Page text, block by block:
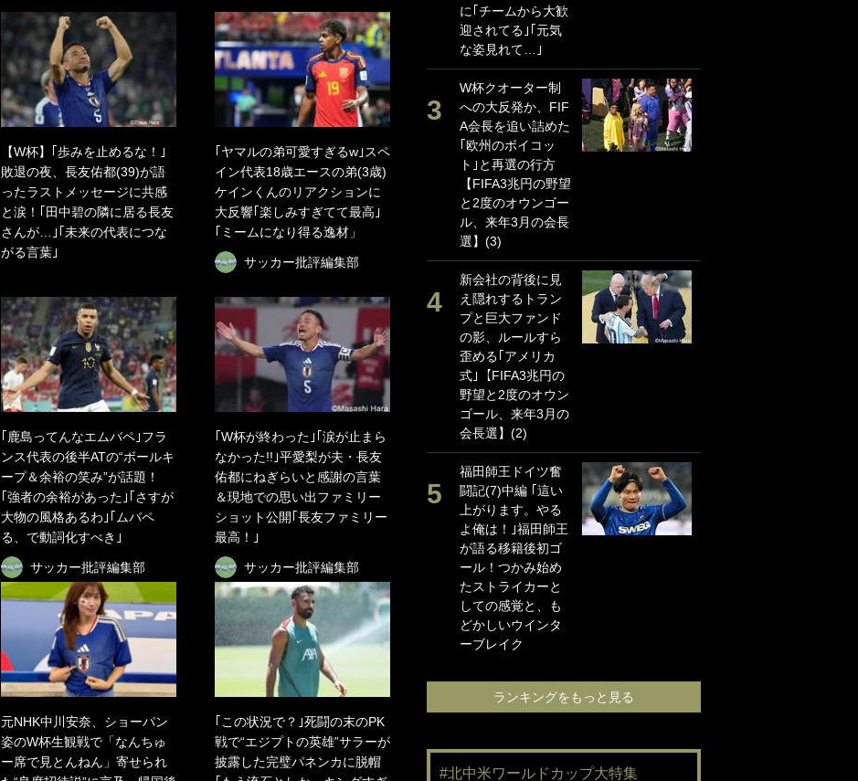
【W杯】｢歩みを止めるな！｣
敗退の夜、長友佑都(39)が語
ったラストメッセージに共感
と涙！｢田中碧の隣に居る長友
さんが…｣｢未来の代表につな
がる言葉｣
｢ヤマルの弟可愛すぎるw｣スペ
イン代表18歳エースの弟(3歳)
ケインくんのリアクションに
大反響｢楽しみすぎてて最高｣
｢ミームになり得る逸材」
サッカー批評編集部
｢鹿島ってんなエムバペ｣フラ
ンス代表の後半ATの“ボールキ
ープ＆余裕の笑み”が話題！
｢強者の余裕があった｣｢さすが
大物の風格あるわ｣｢ムバペ
る、で動詞化すべき｣
サッカー批評編集部
｢W杯が終わった｣｢涙が止まら
なかった!!｣平愛梨が夫・長友
佑都にねぎらいと感謝の言葉
＆現地での思い出ファミリー
ショット公開｢長友ファミリー
最高！｣
サッカー批評編集部
元NHK中川安奈、ショーパン
姿のW杯生観戦で「なんちゅ
ー席で見とんねん」寄せられ
｢この状況で？｣死闘の末のPK
戦で“エジプトの英雄”サラーが
披露した完璧パネンカに脱帽
に｢チームから大歓
迎されてる｣｢元気
な姿見れて…｣
W杯クオーター制
への大反発か、FIF
A会長を追い詰めた
｢欧州のボイコッ
ト｣と再選の行方
【FIFA3兆円の野望
と2度のオウンゴー
ル、来年3月の会長
選】(3)
新会社の背後に見
え隠れするトラン
プと巨大ファンド
の影、ルールすら
歪める｢アメリカ
式｣【FIFA3兆円の
野望と2度のオウン
ゴール、来年3月の
会長選】(2)
福田師王ドイツ奮
闘記(7)中編 ｢這い
上がります。やる
よ俺は！｣福田師王
が語る移籍後初ゴ
ール！つかみ始め
たストライカーと
しての感覚と、も
どかしいウインタ
ーブレイク
ランキングをもっと見る
#北中米ワールドカップ大特集